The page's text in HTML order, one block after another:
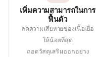
เพิ่มความสามารถในการ
ฟื้นตัว
ลดความเสียหายของเนื้อเยื่อ
ให้น้อยที่สุด
ถอดวัสดุเสริมออกอย่าง